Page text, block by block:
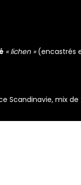
« lichen »(encastrés
Scandinavie, mix